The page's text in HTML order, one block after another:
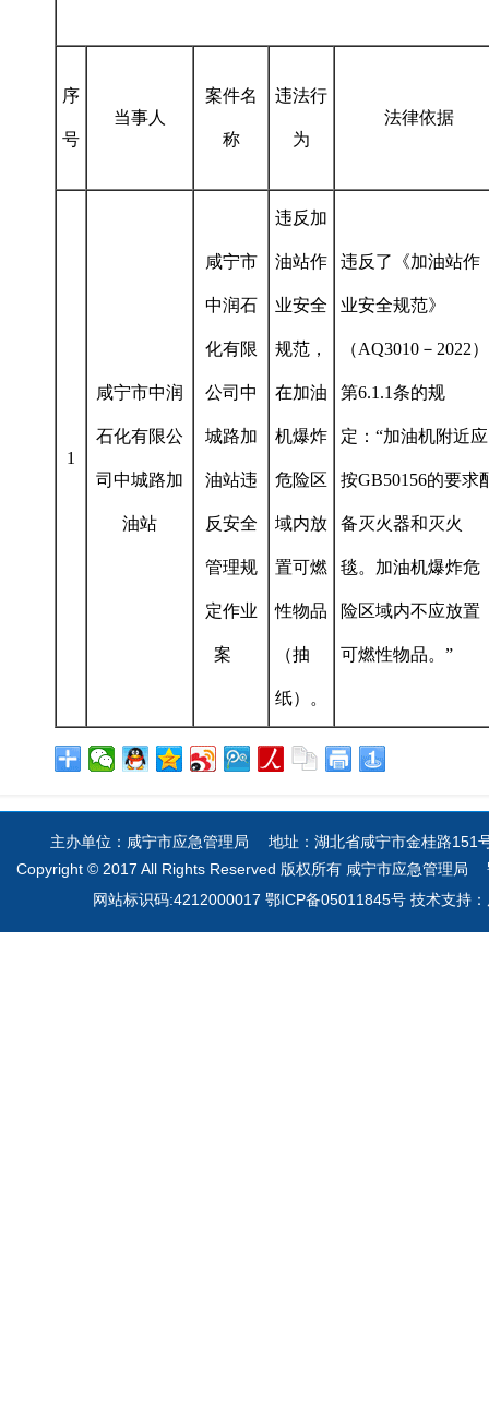
序
号
当事人
案件名
称
违法行
为
法律依据
1
咸宁市中润
石化有限公
司中城路加
油站
咸宁市
中润石
化有限
公司中
城路加
油站违
反安全
管理规
定作业
案
违反加
油站作
业安全
规范，
在加油
机爆炸
危险区
域内放
置可燃
性物品
（抽
纸）。
违反了《加油站作
业安全规范》
（AQ3010－2022）
第6.1.1条的规
定：“加油机附近应
按GB50156的要求
备灭火器和灭火
毯。加油机爆炸危
险区域内不应放置
可燃性物品。”
主办单位：咸宁市应急管理局 地址：湖北省咸宁市金桂路
Copyright © 2017 All Rights Reserved 版权所有 咸宁市应急管理局
网站标识码:4212000017 鄂ICP备05011845号 技术支持